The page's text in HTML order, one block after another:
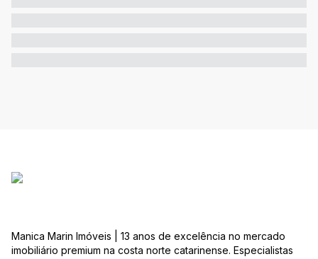
Manica Marin Imóveis | 13 anos de excelência no mercado
imobiliário premium na costa norte catarinense. Especialistas